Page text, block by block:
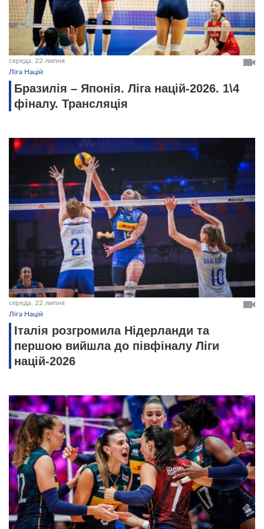
середа, 22 липня
Ліга Націй
Бразилія – Японія. Ліга націй-2026. 1\4
фіналу. Трансляція
середа, 22 липня
Ліга Націй
Італія розгромила Нідерланди та
першою вийшла до півфіналу Ліги
націй-2026